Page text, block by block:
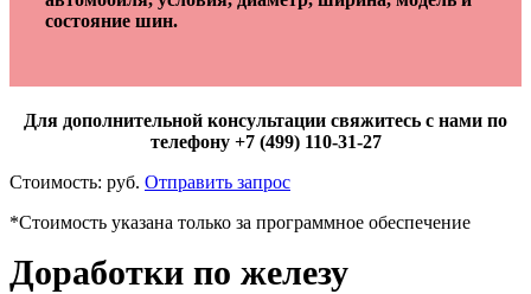
состояние шин.
Для дополнительной консультации свяжитесь с нами по
телефону +7 (499) 110-31-27
Стоимость: руб. Отправить запрос
*Стоимость указана только за программное обеспечение
Доработки по железу